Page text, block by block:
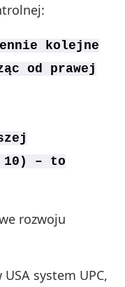
kolejne
od prawej
10) – to
rozwoju
system UPC,